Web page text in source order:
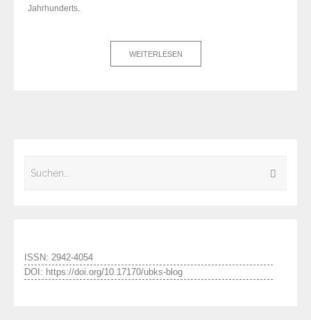
Jahrhunderts.
WEITERLESEN
ISSN: 2942-4054
DOI: https://doi.org/10.17170/ubks-blog